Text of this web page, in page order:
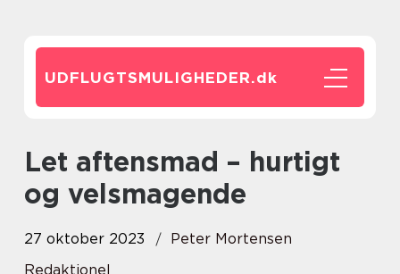
UDFLUGTSMULIGHEDER.dk
Let aftensmad – hurtigt
og velsmagende
27 oktober 2023
Peter Mortensen
Redaktionel